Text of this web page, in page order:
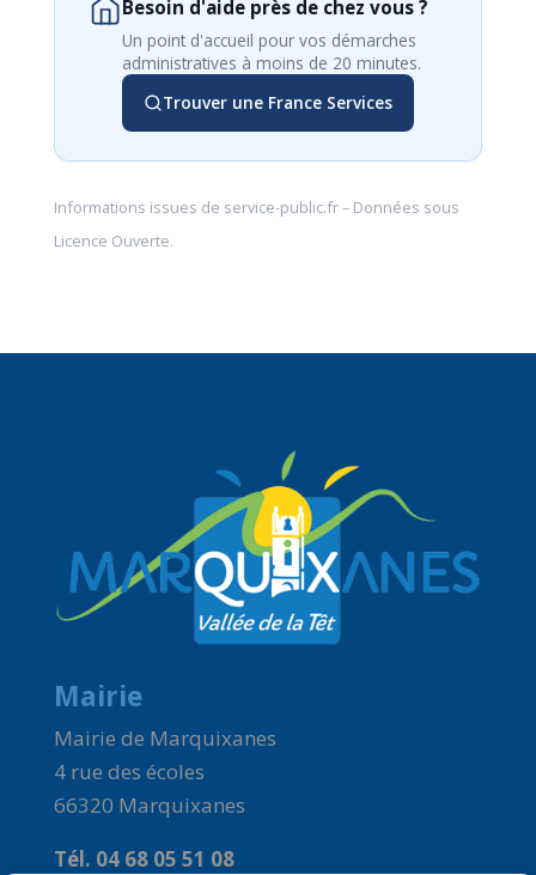
Besoin d'aide près de chez vous ?
Un point d'accueil pour vos démarches
administratives à moins de 20 minutes.
Trouver une France Services
Informations issues de service-public.fr– Données sous
Licence Ouverte.
Mairie
Mairie de Marquixanes
4 rue des écoles
66320 Marquixanes
Tél. 04 68 05 51 08